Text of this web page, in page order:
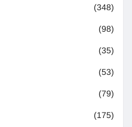
(348)
(98)
(35)
(53)
(79)
(175)